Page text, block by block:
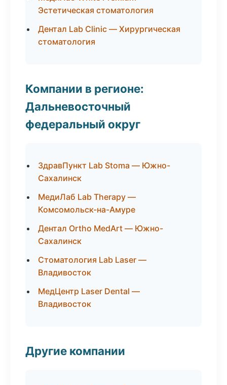
Эстетическая стоматология
Дентал Lab Clinic — Хирургическая
стоматология
Компании в регионе:
Дальневосточный
федеральный округ
ЗдравПункт Lab Stoma — Южно-
Сахалинск
МедиЛаб Lab Therapy —
Комсомольск-на-Амуре
Дентал Ortho MedArt — Южно-
Сахалинск
Стоматология Lab Laser —
Владивосток
МедЦентр Laser Dental —
Владивосток
Другие компании